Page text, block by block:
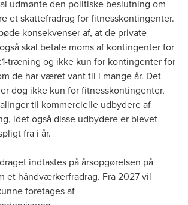
udmønte den politiske beslutning om
et skattefradrag for fitnesskontingenter.
konsekvenser af, at de private
skal betale moms af kontingenter for
træning og ikke kun for kontingenter for
de har været vant til i mange år. Det
dog ikke kun for fitnesskontingenter,
til kommercielle udbydere af
idet også disse udbydere er blevet
fra i år.
indtastes på årsopgørelsen på
et håndværkerfradrag. Fra 2027 vil
foretages af